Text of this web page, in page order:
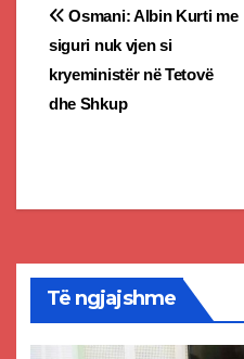
Post
navigation
Osmani: Albin Kurti me
siguri nuk vjen si
kryeministër në Tetovë
dhe Shkup
Të ngjajshme